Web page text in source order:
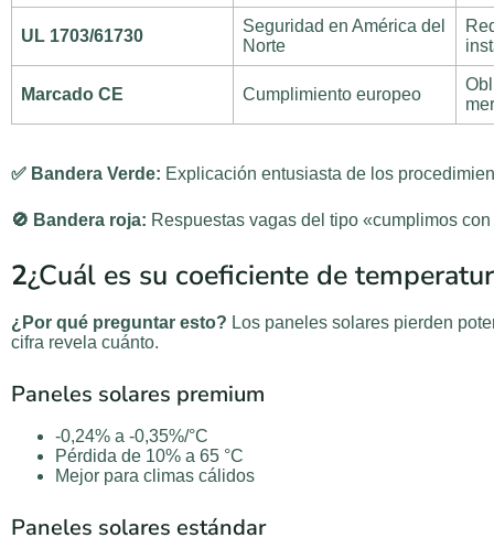
UL 1703/61730
Seguridad en América del
Norte
Marcado CE Cumplimiento europeo
✅ Bandera Verde: Explicación entusiasta de los
🚫 Bandera roja: Respuestas vagas del tipo «cumplimos
2¿Cuál es su coeficiente de
¿Por qué preguntar esto? Los paneles solares pierden
cifra revela cuánto.
Paneles solares premium
-0,24% a -0,35%/°C
Pérdida de 10% a 65 °C
Mejor para climas cálidos
Paneles solares estándar